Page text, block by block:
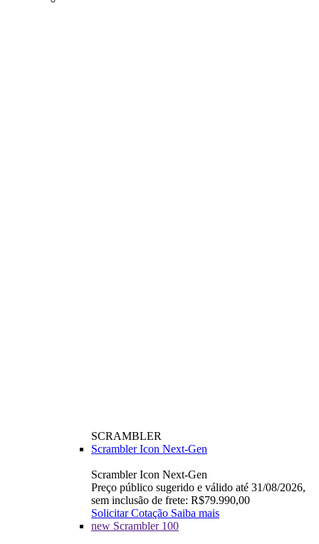
SCRAMBLER
Scrambler Icon Next-Gen
Scrambler Icon Next-Gen
Preço público sugerido e válido até 31/08/2026,
sem inclusão de frete: R$79.990,00
Solicitar Cotação Saiba mais
new Scrambler 100